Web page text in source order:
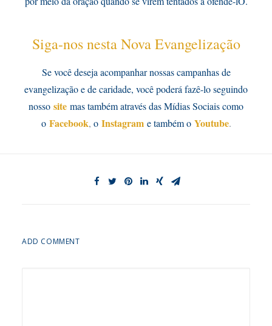
Siga-nos nesta Nova Evangelização
Se você deseja acompanhar nossas campanhas de
evangelização e de caridade, você poderá fazê-lo seguindo
nosso site mas também através das Mídias Sociais como
o Facebook, o Instagram e também o Youtube.
ADD COMMENT